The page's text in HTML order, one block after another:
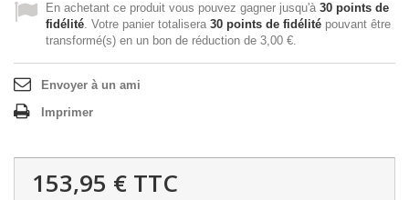
En achetant ce produit vous pouvez gagner jusqu'à 30 points de
fidélité. Votre panier totalisera 30 points de fidélité pouvant être
transformé(s) en un bon de réduction de 3,00 €.
Envoyer à un ami
Imprimer
153,95 € TTC